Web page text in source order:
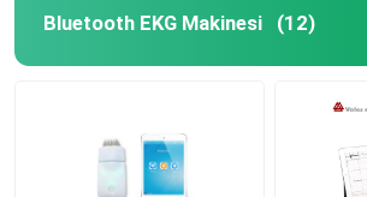
Bluetooth EKG Makinesi (12)